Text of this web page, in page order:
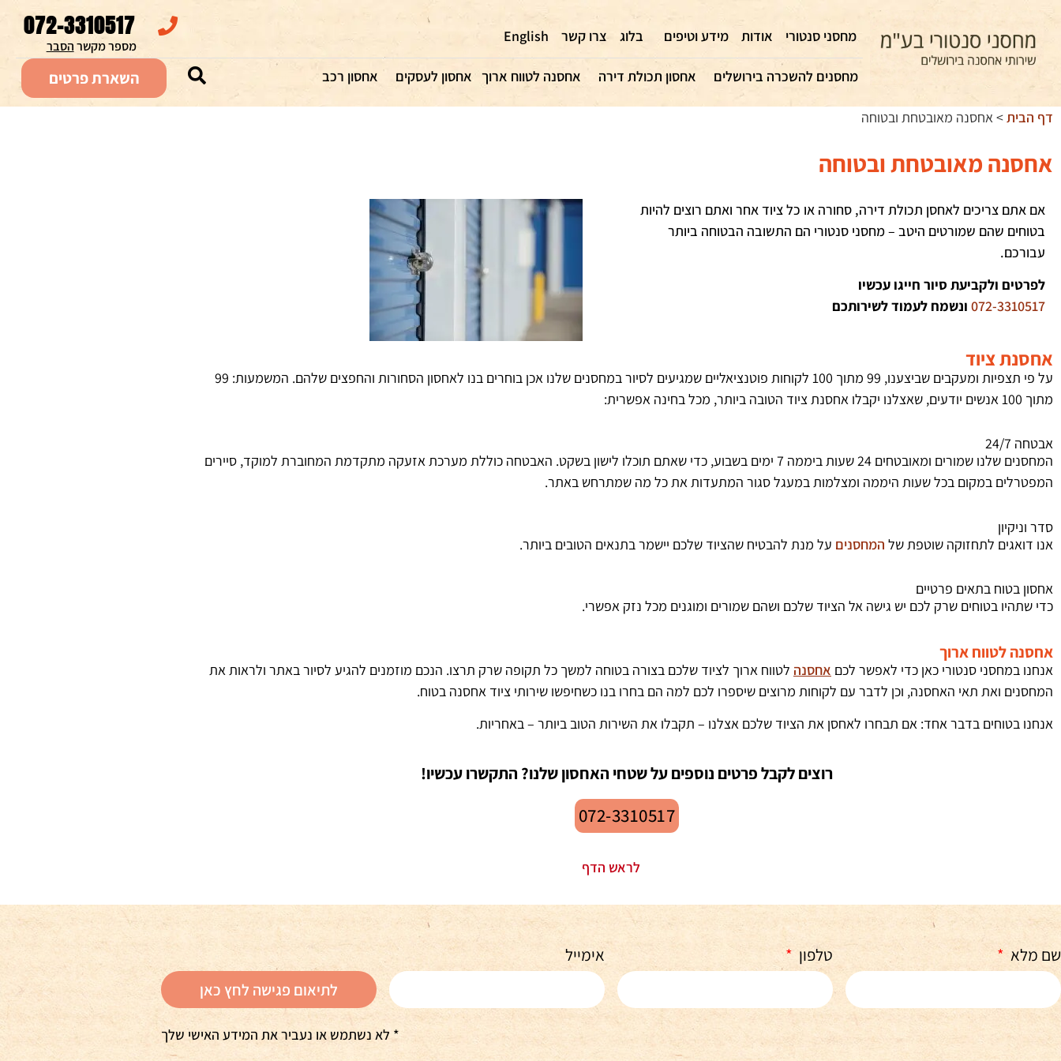
מחסני סנטורי אודות מידע וטיפים בלוג צרו קשר English
072-3310517
מספר מקשר הסבר
מחסנים להשכרה בירושלים אחסון תכולת דירה אחסנה לטווח ארוך אחסון לעסקים אחסון רכב השארת פרטים
דף הבית>אחסנה מאובטחת ובטוחה
אחסנה מאובטחת ובטוחה
אם אתם צריכים לאחסן תכולת דירה, סחורה או כל ציוד אחר ואתם רוצים להיות
בטוחים שהם שמורטים היטב – מחסני סנטורי הם התשובה הבטוחה ביותר
עבורכם.
לפרטים ולקביעת סיור חייגו עכשיו
072-3310517 ונשמח לעמוד לשירותכם
אחסנת ציוד
על פי תצפיות ומעקבים שביצענו, 99 מתוך 100 לקוחות פוטנציאליים שמגיעים לסיור במחסנים שלנו אכן בוחרים בנו לאחסון הסחורות והחפצים שלהם. המשמעות: 99
מתוך 100 אנשים יודעים, שאצלנו יקבלו אחסנת ציוד הטובה ביותר, מכל בחינה אפשרית:
אבטחה 24/7
המחסנים שלנו שמורים ומאובטחים 24 שעות ביממה 7 ימים בשבוע, כדי שאתם תוכלו לישון בשקט. האבטחה כוללת מערכת אזעקה מתקדמת המחוברת למוקד, סיירים
המפטרלים במקום בכל שעות היממה ומצלמות במעגל סגור המתעדות את כל מה שמתרחש באתר.
סדר וניקיון
אנו דואגים לתחזוקה שוטפת של המחסנים על מנת להבטיח שהציוד שלכם יישמר בתנאים הטובים ביותר.
אחסון בטוח בתאים פרטיים
כדי שתהיו בטוחים שרק לכם יש גישה אל הציוד שלכם ושהם שמורים ומוגנים מכל נזק אפשרי.
אחסנה לטווח ארוך
אנחנו במחסני סנטורי כאן כדי לאפשר לכם אחסנה לטווח ארוך לציוד שלכם בצורה בטוחה למשך כל תקופה שרק תרצו. הנכם מוזמנים להגיע לסיור באתר ולראות את
המחסנים ואת תאי האחסנה, וכן לדבר עם לקוחות מרוצים שיספרו לכם למה הם בחרו בנו כשחיפשו שירותי ציוד אחסנה בטוח.
אנחנו בטוחים בדבר אחד: אם תבחרו לאחסן את הציוד שלכם אצלנו – תקבלו את השירות הטוב ביותר – באחריות.
רוצים לקבל פרטים נוספים על שטחי האחסון שלנו? התקשרו עכשיו!
072-3310517
לראש הדף
שם מלא טלפון אימייל
לתיאום פגישה לחץ כאן
* לא נשתמש או נעביר את המידע האישי שלך